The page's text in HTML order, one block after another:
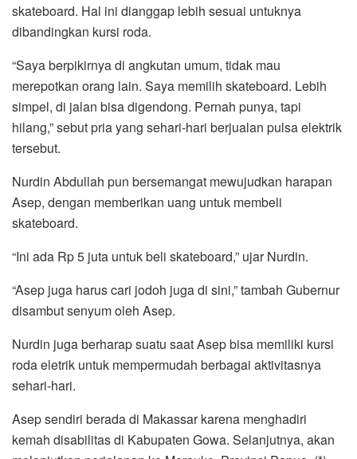
skateboard. Hal ini dianggap lebih sesuai untuknya
dibandingkan kursi roda.
“Saya berpikirnya di angkutan umum, tidak mau
merepotkan orang lain. Saya memilih skateboard. Lebih
simpel, di jalan bisa digendong. Pernah punya, tapi
hilang,” sebut pria yang sehari-hari berjualan pulsa elektrik
tersebut.
Nurdin Abdullah pun bersemangat mewujudkan harapan
Asep, dengan memberikan uang untuk membeli
skateboard.
“Ini ada Rp 5 juta untuk beli skateboard,” ujar Nurdin.
“Asep juga harus cari jodoh juga di sini,” tambah Gubernur
disambut senyum oleh Asep.
Nurdin juga berharap suatu saat Asep bisa memiliki kursi
roda eletrik untuk mempermudah berbagai aktivitasnya
sehari-hari.
Asep sendiri berada di Makassar karena menghadiri
kemah disabilitas di Kabupaten Gowa. Selanjutnya, akan